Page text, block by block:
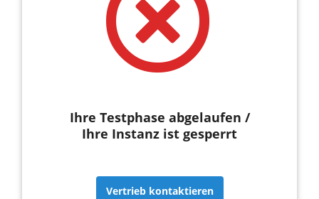
Ihre Testphase abgelaufen /
Ihre Instanz ist gesperrt
Vertrieb kontaktieren